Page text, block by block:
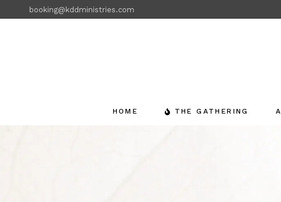
booking@kddministries.com
HOME THE GATHERING